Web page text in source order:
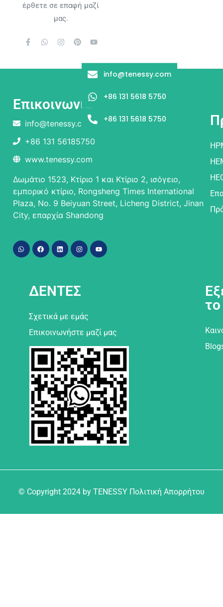
έρθετε σε επαφή μαζί
μας.
Επικοινωνία
info@tenessy.com
+86 131 56185750
www.tenessy.com
Δωμάτιο 1523, Κτίριο 1 και Κτίριο 2, ισόγειο,
εμπορικό κτίριο, Rongsheng Times International
Plaza, No. 9 Beiyuan Street, Licheng District, Jinan
City, επαρχία Shandong
ΔΕΝΤΕΣ
Σχετικά με εμάς
Επικοινωνήστε μαζί μας
το
© Copyright 2024 by TENESSY Πολιτική Απορρήτου
info@tenessy.com
+86 131 5618 5750
+86 131 5618 5750